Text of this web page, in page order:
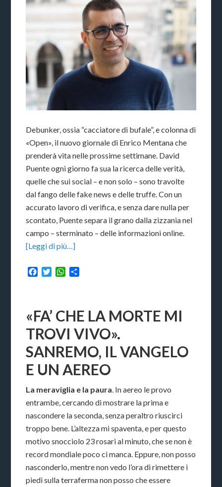
Debunker, ossia “cacciatore di bufale”, e colonna di
«Open», il nuovo giornale di Enrico Mentana che
prenderà vita nelle prossime settimane. David
Puente ogni giorno fa sua la ricerca delle verità,
quelle che sui social – e non solo – sono travolte
dal fango delle fake news e delle truffe. Con un
accurato lavoro di verifica, e senza dare nulla per
scontato, Puente separa il grano dalla zizzania nel
campo – sterminato – delle informazioni online.
[Leggi di più…]
Facebook
TwitterWhatsApp
«FA’ CHE LA MORTE MI
TROVI VIVO».
SANREMO, IL VANGELO
E UN AEREO
La meraviglia e la paura. In aereo le provo
entrambe, cercando di mostrare la prima e
nascondere la seconda, senza peraltro riuscirci
troppo bene. L’altezza mi spaventa, e per questo
motivo snocciolo 23 rosari al minuto, che se non è
record mondiale poco ci manca. Eppure, non posso
nasconderlo, mentre non vedo l’ora di rimettere i
piedi sulla terraferma non posso che essere